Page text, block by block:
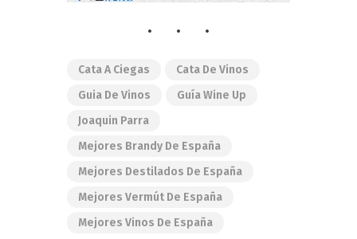
Cata A Ciegas
Cata De Vinos
Guia De Vinos
Guía Wine Up
Joaquin Parra
Mejores Brandy De España
Mejores Destilados De España
Mejores Vermút De España
Mejores Vinos De España